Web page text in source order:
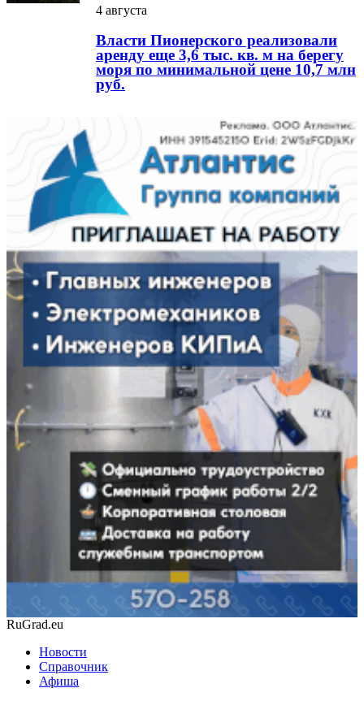
4 августа
Власти Пионерского реализовали
аренду еще 3,6 тыс. кв. м на берегу
моря по минимальной цене 10,7 млн
руб.
RuGrad.eu
Новости
Справочник
Афиша